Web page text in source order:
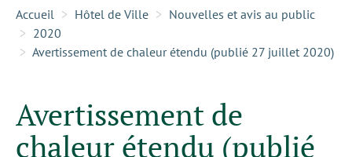
Accueil Hôtel de Ville
Nouvelles et avis au public
2020
Avertissement de chaleur étendu (publié 27 juillet 2020)
Avertissement de
chaleur étendu (publié